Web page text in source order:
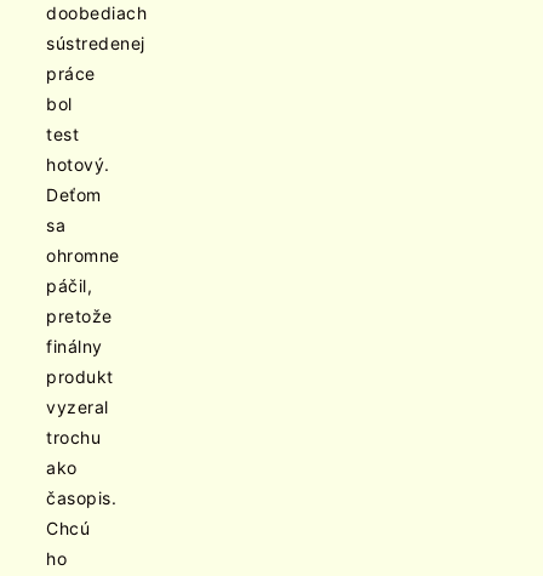
doobediach
sústredenej
práce
bol
test
hotový.
Deťom
sa
ohromne
páčil,
pretože
finálny
produkt
vyzeral
trochu
ako
časopis.
Chcú
ho